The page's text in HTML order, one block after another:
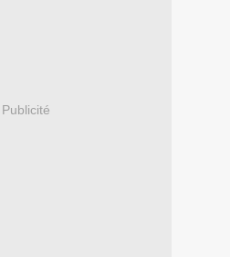
Publicité